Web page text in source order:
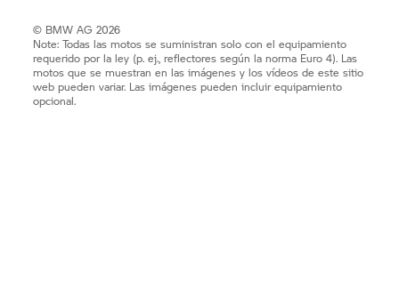
© BMW AG 2026
Note: Todas las motos se suministran solo con el equipamiento
requerido por la ley (p. ej., reflectores según la norma Euro 4). Las
motos que se muestran en las imágenes y los vídeos de este sitio
web pueden variar. Las imágenes pueden incluir equipamiento
opcional.